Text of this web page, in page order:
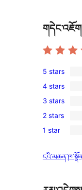
གདེང་འཇོག
1
5-
star
review
5 stars
0
4-
star
reviews
4 stars
0
3-
star
3 stars
0
2-
reviews
2 stars
1
star
1 star